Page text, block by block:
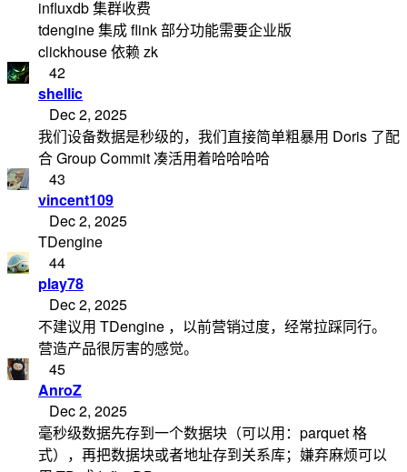
influxdb 集群收费
tdengine 集成 flink 部分功能需要企业版
clickhouse 依赖 zk
42
shellic
Dec 2, 2025
我们设备数据是秒级的，我们直接简单粗暴用 Doris 了配
合 Group Commit 凑活用着哈哈哈哈
43
vincent109
Dec 2, 2025
TDengine
44
play78
Dec 2, 2025
不建议用 TDengine ，以前营销过度，经常拉踩同行。
营造产品很厉害的感觉。
45
AnroZ
Dec 2, 2025
毫秒级数据先存到一个数据块（可以用：parquet 格
式），再把数据块或者地址存到关系库；嫌弃麻烦可以